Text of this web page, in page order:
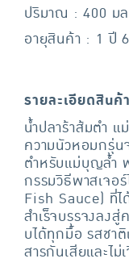
ปริมาณ : 400 ม
อายุสินค้า : 1 ปี
รายละเอียดสินค้า
น้ำปลาร้าส้มตำ
ความนัวหอมกรุ่
ตำหรับแม่บุญล้ำ
กรรมวิธีพาสเจอ
Fish Sauce) ที่ไ
สำเร็จบรรจงลง
บได้ทุกมื้อ รสชา
สารกันเสียและไม่